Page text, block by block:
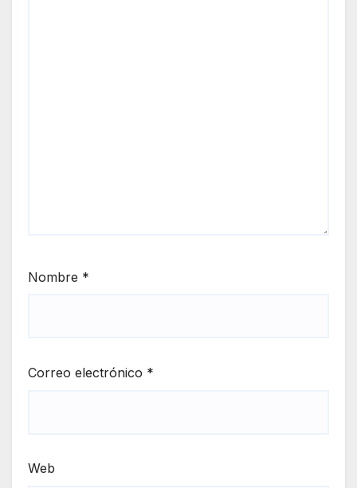
Nombre *
Correo electrónico *
Web